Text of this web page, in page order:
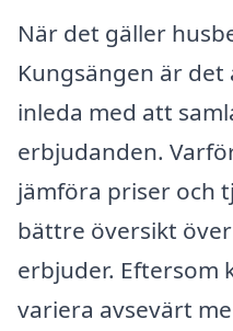
När det gäller
Kungsängen är
inleda med att
erbjudanden.
jämföra priser och
bättre översikt
erbjuder. Eftersom
variera avsevärt